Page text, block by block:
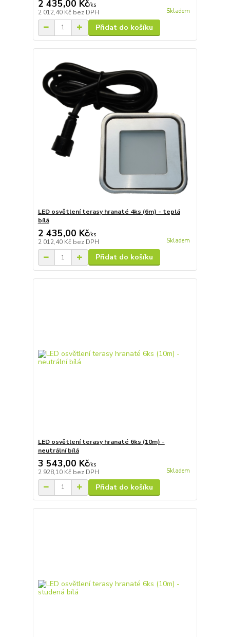
2 435,00 Kč/ks
2 012,40 Kč bez DPH Skladem
Přidat do košíku
LED osvětlení terasy hranaté 4ks (6m) - teplá
bílá
2 435,00 Kč/ks
2 012,40 Kč bez DPH Skladem
Přidat do košíku
LED osvětlení terasy hranaté 6ks (10m) -
neutrální bílá
3 543,00 Kč/ks
2 928,10 Kč bez DPH Skladem
Přidat do košíku